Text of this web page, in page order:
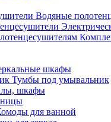
Водяные
шкафы
Тумбы под умывальник
шкафы
для ванной